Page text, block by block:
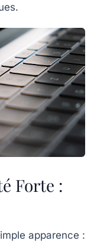
Forte :
apparence :